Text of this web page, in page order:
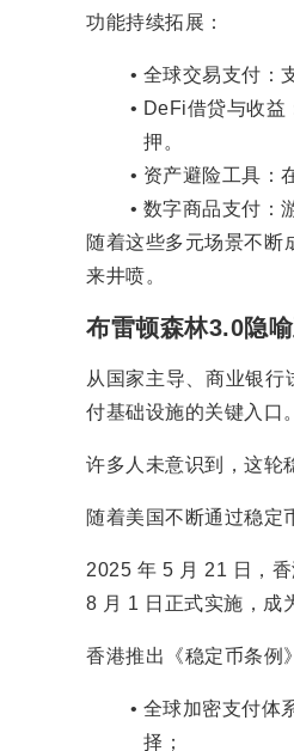
功能持续拓展：
全球交易支付：
DeFi借贷与收益
押。
资产避险工具：
数字商品支付：
随着这些多元场景不断
来井喷。
布雷顿森林3.0隐
从国家主导、商业银
付基础设施的关键入口。
许多人未意识到，这轮
随着美国不断通过稳定
2025 年 5 月 21 日，
8 月 1 日正式实施，成
香港推出《稳定币条例
全球加密支付体
择；